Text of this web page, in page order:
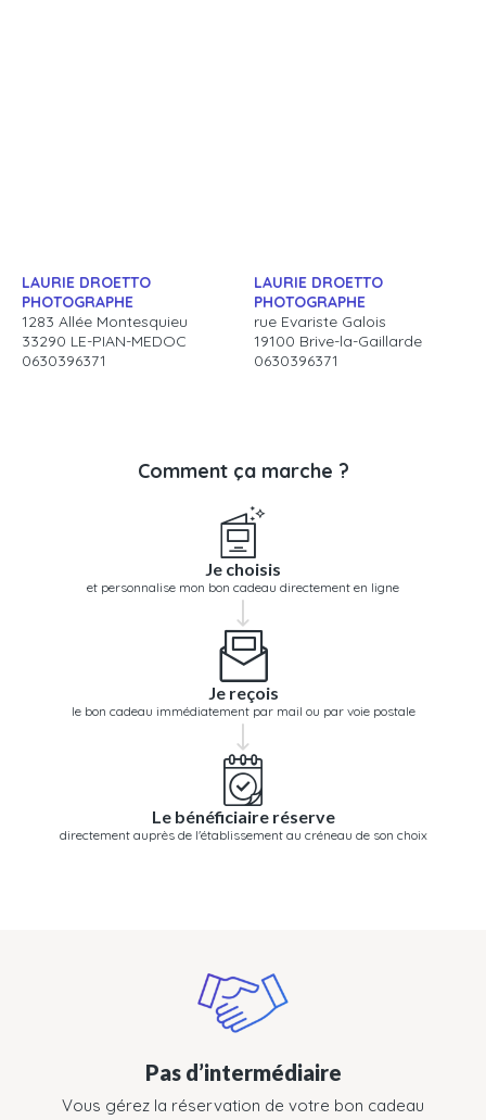
LAURIE DROETTO
PHOTOGRAPHE
1283 Allée Montesquieu
33290 LE-PIAN-MEDOC
0630396371
LAURIE DROETTO
PHOTOGRAPHE
rue Evariste Galois
19100 Brive-la-Gaillarde
0630396371
Comment ça marche ?
Je choisis
et personnalise mon bon cadeau directement en ligne
Je reçois
le bon cadeau immédiatement par mail ou par voie postale
Le bénéficiaire réserve
directement auprès de l'établissement au créneau de son choix
Pas d’intermédiaire
Vous gérez la réservation de votre bon cadeau